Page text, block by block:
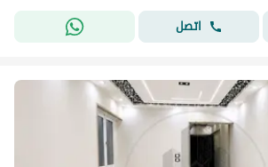
اتصل